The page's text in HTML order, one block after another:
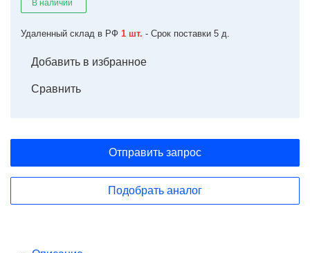
В наличии
Удаленный склад в РФ 1 шт. - Срок поставки 5 д.
Добавить в избранное
Сравнить
Отправить запрос
Подобрать аналог